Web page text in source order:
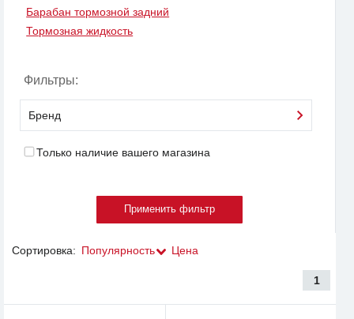
Барабан тормозной задний
Тормозная жидкость
Фильтры:
Бренд
Только наличие вашего магазина
Сортировка: Популярность Цена
1